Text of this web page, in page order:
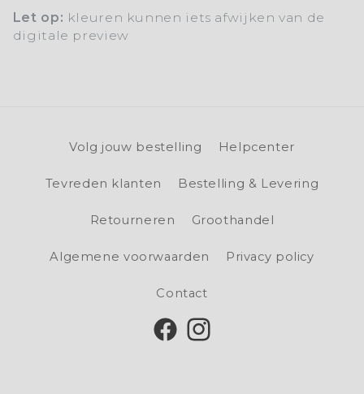
Let op: kleuren kunnen iets afwijken van de
digitale preview
Volg jouw bestelling Helpcenter
Tevreden klanten Bestelling & Levering
Retourneren Groothandel
Algemene voorwaarden Privacy policy
Contact
FacebookInstagram